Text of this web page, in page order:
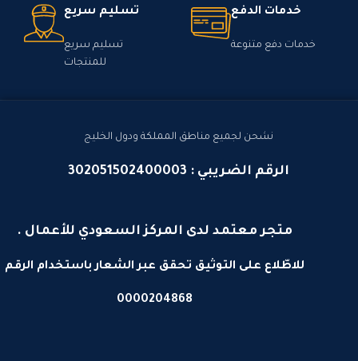
خدمات الدفع
خدمات دفع متنوعة
تسليم سريع
تسليم سريع
للمنتجات
نشحن لجميع مناطق المملكة ودول الخليج
الرقم الضريبي : 302051502400003
متجر معتمد لدى المركز السعودي للأعمال .
للاطّلاع على التوثيق تحقق عبر الشعار باستخدام الرقم
0000204868